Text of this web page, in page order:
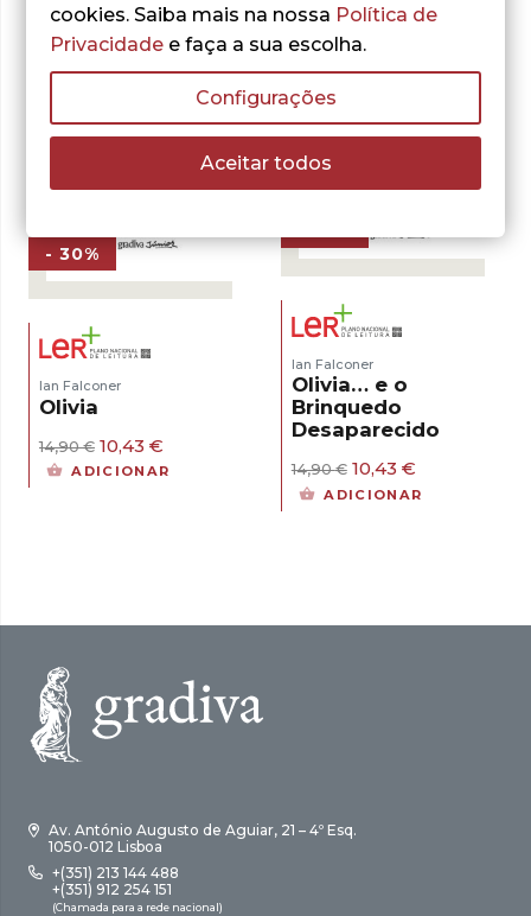
- 30%
Ian Falconer
Olivia
14,90€ O
preço
10,43 €
preço
ADICIONAR
Ian Falconer
Olivia… e o
Brinquedo
Desaparecido
14,90€ O
preço
original
10,43 €O
preço
atual
ADICIONAR
Av. António Augusto de Aguiar, 21 – 4º Esq.
1050-012 Lisboa
+(351) 213 144 488
+(351) 912 254 151
(Chamada para a rede nacional)
cookies. Saiba mais na nossa Política de
Privacidade e faça a sua escolha.
Configurações
Aceitar todos